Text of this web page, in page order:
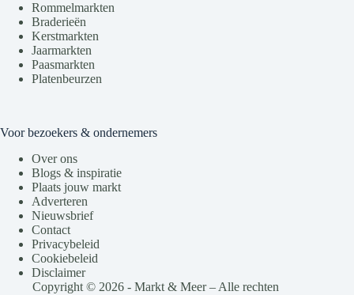
Rommelmarkten
Braderieën
Kerstmarkten
Jaarmarkten
Paasmarkten
Platenbeurzen
Voor bezoekers & ondernemers
Over ons
Blogs & inspiratie
Plaats jouw markt
Adverteren
Nieuwsbrief
Contact
Privacybeleid
Cookiebeleid
Disclaimer
Copyright © 2026 - Markt & Meer – Alle rechten